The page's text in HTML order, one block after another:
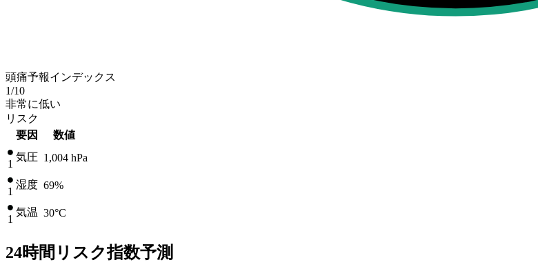
頭痛予報インデックス
1/10
非常に低い
リスク
要因
数値
1
気圧 1,004 hPa
1
湿度 69%
1
気温 30°C
24時間リスク指数予測